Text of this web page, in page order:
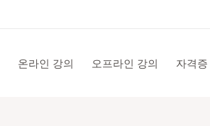
온라인 강의 오프라인 강의 자격